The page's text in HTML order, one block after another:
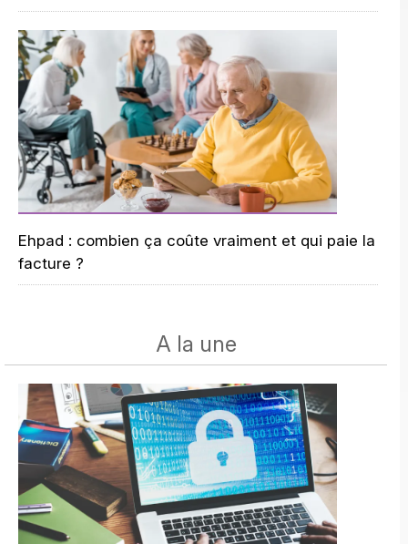
Ehpad : combien ça coûte vraiment et qui paie la
facture ?
A la une